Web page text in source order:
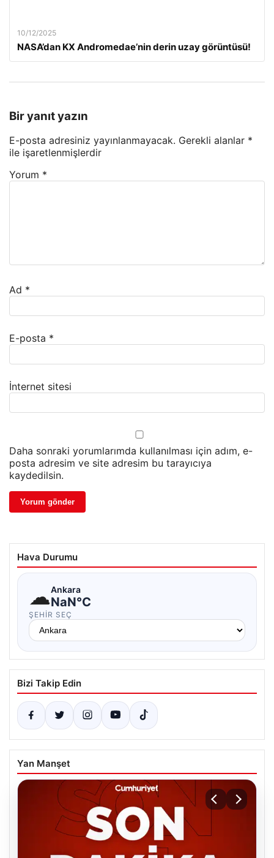
10/12/2025
NASA’dan KX Andromedae’nin derin uzay görüntüsü!
Bir yanıt yazın
E-posta adresiniz yayınlanmayacak. Gerekli alanlar *
ile işaretlenmişlerdir
Yorum *
Ad *
E-posta *
İnternet sitesi
Daha sonraki yorumlarımda kullanılması için adım, e-
posta adresim ve site adresim bu tarayıcıya
kaydedilsin.
Hava Durumu
☁Ankara
NaN°C
ŞEHIR SEÇ
Bizi Takip Edin
Yan Manşet